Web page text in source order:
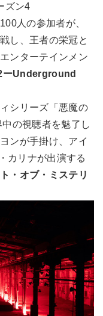
ズン4
人の参加者が、
し、王者の栄冠と
ンターテインメン
ーUnderground
シリーズ「悪魔の
の視聴者を魅了し
ンが手掛け、アイ
カリナが出演する
・オブ・ミステリ